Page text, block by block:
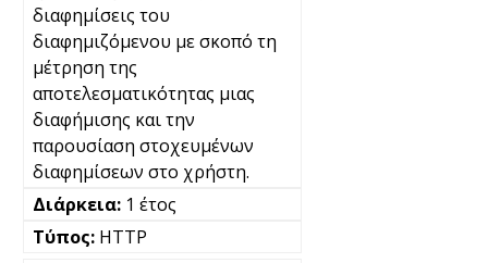
διαφημίσεις του
διαφημιζόμενου με σκοπό τη
μέτρηση της
αποτελεσματικότητας μιας
διαφήμισης και την
παρουσίαση στοχευμένων
διαφημίσεων στο χρήστη.
1 έτος
HTTP